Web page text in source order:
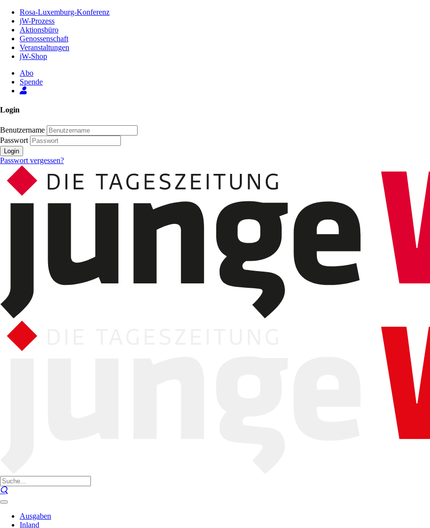
Inhalt
Seite
Rosa-Luxemburg-Konferenz
jW-Prozess
Aktionsbüro
Genossenschaft
Veranstaltungen
jW-Shop
Abo
Spende
Login
Benutzername
Passwort
Login
Passwort vergessen?
Ausgaben
Inland